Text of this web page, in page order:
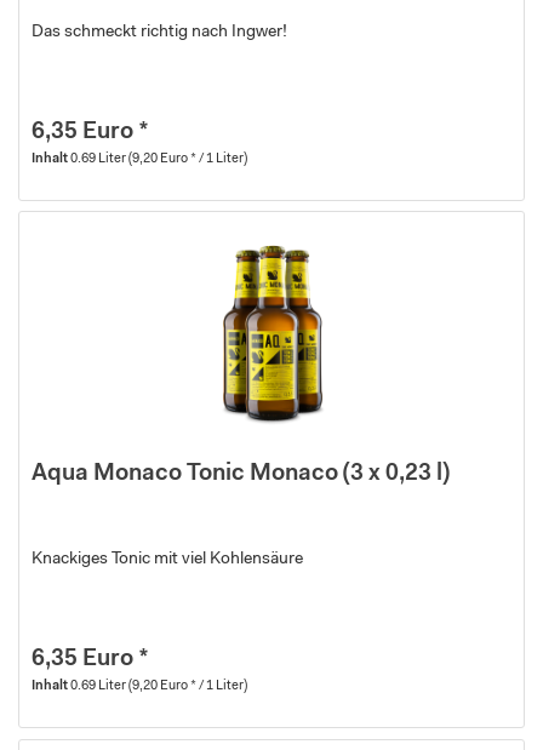
Das schmeckt richtig nach Ingwer!
6,35 Euro *
Inhalt0.69 Liter(9,20 Euro * / 1 Liter)
Aqua Monaco Tonic Monaco (3 x 0,23 l)
Knackiges Tonic mit viel Kohlensäure
6,35 Euro *
Inhalt0.69 Liter(9,20 Euro * / 1 Liter)